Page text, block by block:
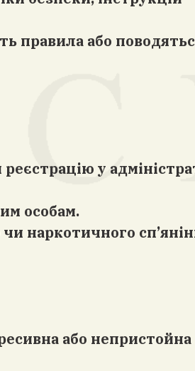
правила або
у
особам.
наркотичного
або непристойна